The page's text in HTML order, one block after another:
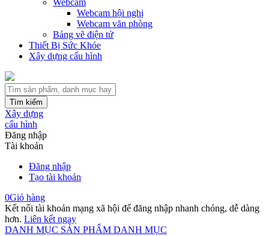
Webcam
Webcam hội nghị
Webcam văn phòng
Bảng vẽ điện tử
Thiết Bị Sức Khỏe
Xây dựng cấu hình
Tìm kiếm
Xây dựng
cấu hình
Đăng nhập
Tài khoản
Đăng nhập
Tạo tài khoản
0Giỏ hàng
Kết nối tài khoản mạng xã hội để đăng nhập nhanh chóng, dễ dàng
hơn. Liên kết ngay
DANH MỤC SẢN PHẨM DANH MỤC